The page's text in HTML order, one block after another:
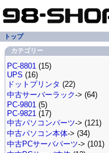
トップ
カテゴリー
PC-8801 (15)
UPS (16)
ドットプリンタ (22)
中古サーバーラック-> (64)
PC-9801 (5)
PC-9821 (17)
中古パソコンパーツ-> (121)
中古パソコン本体-> (34)
中古PCサーバパーツ-> (101)